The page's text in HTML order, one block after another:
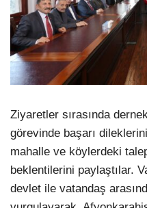
Ziyaretler sırasında
görevinde başarı
mahalle ve köylerdeki
beklentilerini paylaştılar.
devlet ile vatandaş